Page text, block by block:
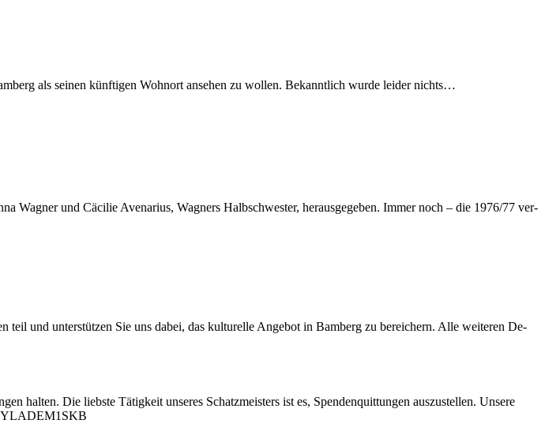
als sei­nen künf­ti­gen Wohn­ort an­se­hen zu wol­len. Be­kannt­lich wur­de lei­der nichts…
und Cä­ci­lie Ave­na­ri­us, Wag­ners Halb­schwes­ter, her­aus­ge­ge­ben. Im­mer noch – die 1976/77 ver­
teil und un­ter­stüt­zen Sie uns da­bei, das kul­tu­rel­le An­ge­bot in Bam­berg zu be­rei­chern. Alle wei­te­ren De­
hal­ten. Die liebs­te Tä­tig­keit un­se­res Schatz­meis­ters ist es, Spen­den­quit­tun­gen aus­zu­stel­len. Un­se­re